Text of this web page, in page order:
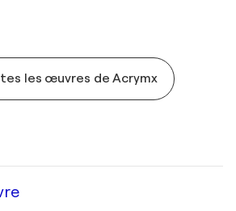
les œuvres de Acrymx